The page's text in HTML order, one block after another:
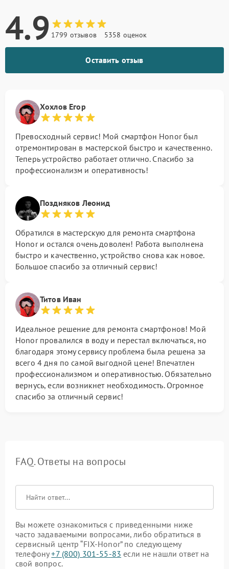
4.9 1799 отзывов 5358 оценок
Оставить отзыв
Хохлов Егор
Превосходный сервис! Мой смартфон Honor был
отремонтирован в мастерской быстро и качественно.
Теперь устройство работает отлично. Спасибо за
профессионализм и оперативность!
Поздняков Леонид
Обратился в мастерскую для ремонта смартфона
Honor и остался очень доволен! Работа выполнена
быстро и качественно, устройство снова как новое.
Большое спасибо за отличный сервис!
Титов Иван
Идеальное решение для ремонта смартфонов! Мой
Honor провалился в воду и перестал включаться, но
благодаря этому сервису проблема была решена за
всего 4 дня по самой выгодной цене! Впечатлен
профессионализмом и оперативностью. Обязательно
вернусь, если возникнет необходимость. Огромное
спасибо за отличный сервис!
FAQ. Ответы на вопросы
Вы можете ознакомиться с приведенными ниже
часто задаваемыми вопросами, либо обратиться в
сервисный центр “FIX-Honor” по следующему
телефону+7 (800) 301-55-83 если не нашли ответ на
свой вопрос.